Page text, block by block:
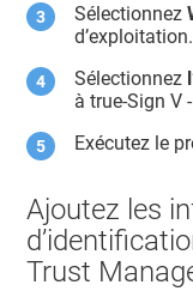
Sélectionnez
d’exploitation.
Sélectionnez
à true-Sign V
Exécutez le
Ajoutez les
Trust